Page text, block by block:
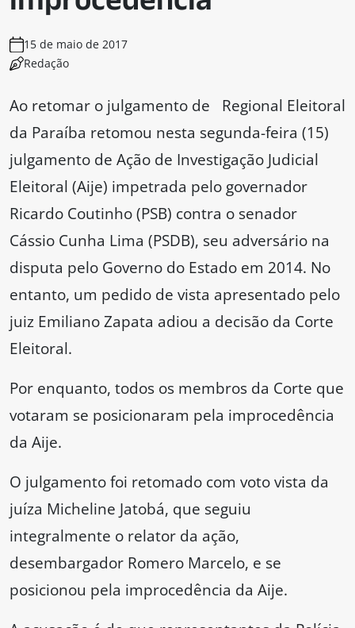
15 de maio de 2017
Redação
Ao retomar o julgamento de Regional Eleitoral
da Paraíba retomou nesta segunda-feira (15)
julgamento de Ação de Investigação Judicial
Eleitoral (Aije) impetrada pelo governador
Ricardo Coutinho (PSB) contra o senador
Cássio Cunha Lima (PSDB), seu adversário na
disputa pelo Governo do Estado em 2014. No
entanto, um pedido de vista apresentado pelo
juiz Emiliano Zapata adiou a decisão da Corte
Eleitoral.
Por enquanto, todos os membros da Corte que
votaram se posicionaram pela improcedência
da Aije.
O julgamento foi retomado com voto vista da
juíza Micheline Jatobá, que seguiu
integralmente o relator da ação,
desembargador Romero Marcelo, e se
posicionou pela improcedência da Aije.